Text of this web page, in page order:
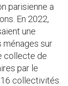
parisienne a
En 2022,
une
sur
collecte de
par le
collectivités.